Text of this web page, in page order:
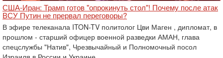
США-Иран: Трамп готов "опрокинуть стол"! Почему после атак
ВСУ Путин не прервал переговоры?
В эфире телеканала ITON-TV политолог Цви Маген , дипломат, в
прошлом - старший офицер военной разведки АМАН, глава
спецслужбы "Натив", ‎Чрезвычайный и Полномочный посол